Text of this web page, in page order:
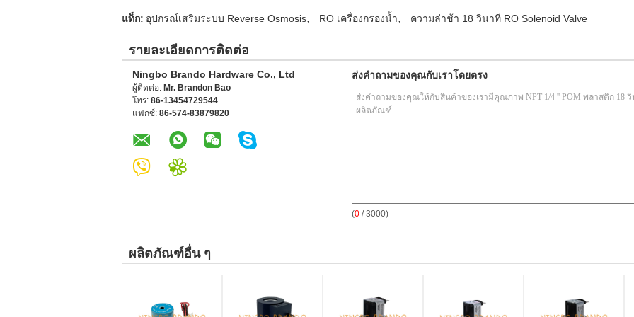
แท็ก: อุปกรณ์เสริมระบบ Reverse Osmosis, RO เครื่องกรองน้ำ, ความล่าช้า 18 วินาที RO Solenoid Valve
รายละเอียดการติดต่อ
Ningbo Brando Hardware Co., Ltd
ผู้ติดต่อ: Mr. Brandon Bao
โทร: 86-13454729544
แฟกซ์: 86-574-83879820
ส่งคำถามของคุณกับเราโดยตรง
(0 / 3000)
ผลิตภัณฑ์อื่น ๆ